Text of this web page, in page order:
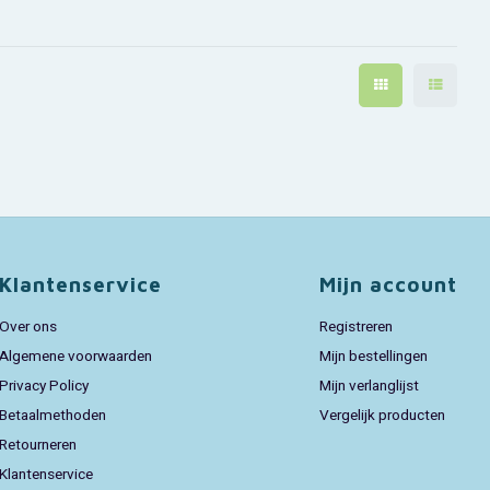
Klantenservice
Over ons
Algemene voorwaarden
Privacy Policy
Betaalmethoden
Retourneren
Klantenservice
Mijn account
Registreren
Mijn bestellingen
Mijn verlanglijst
Vergelijk producten